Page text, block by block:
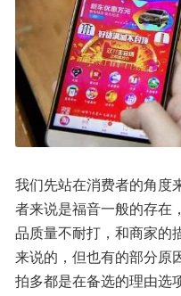
我们先站在消费者的角度
者来说是福音一般的存在
品质量不耐打，和商家的
来说的，但也有的部分原
拍多都是在备选的理由选